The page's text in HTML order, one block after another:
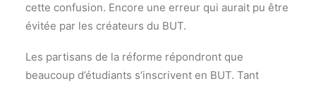
cette confusion. Encore une erreur qui aurait pu être
évitée par les créateurs du BUT.
Les partisans de la réforme répondront que
beaucoup d’étudiants s’inscrivent en BUT. Tant